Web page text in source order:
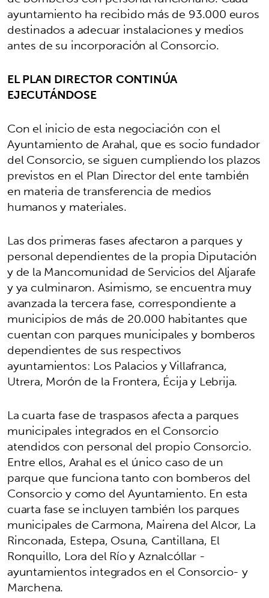
ayuntamiento ha recibido más de 93.000 euros
destinados a adecuar instalaciones y medios
antes de su incorporación al Consorcio.
EL PLAN DIRECTOR CONTINÚA
EJECUTÁNDOSE
Con el inicio de esta negociación con el
Ayuntamiento de Arahal, que es socio fundador
del Consorcio, se siguen cumpliendo los plazos
previstos en el Plan Director del ente también
en materia de transferencia de medios
humanos y materiales.
Las dos primeras fases afectaron a parques y
personal dependientes de la propia Diputación
y de la Mancomunidad de Servicios del Aljarafe
y ya culminaron. Asimismo, se encuentra muy
avanzada la tercera fase, correspondiente a
municipios de más de 20.000 habitantes que
cuentan con parques municipales y bomberos
dependientes de sus respectivos
ayuntamientos: Los Palacios y Villafranca,
Utrera, Morón de la Frontera, Écija y Lebrija.
La cuarta fase de traspasos afecta a parques
municipales integrados en el Consorcio
atendidos con personal del propio Consorcio.
Entre ellos, Arahal es el único caso de un
parque que funciona tanto con bomberos del
Consorcio y como del Ayuntamiento. En esta
cuarta fase se incluyen también los parques
municipales de Carmona, Mairena del Alcor, La
Rinconada, Estepa, Osuna, Cantillana, El
Ronquillo, Lora del Río y Aznalcóllar -
ayuntamientos integrados en el Consorcio- y
Marchena.